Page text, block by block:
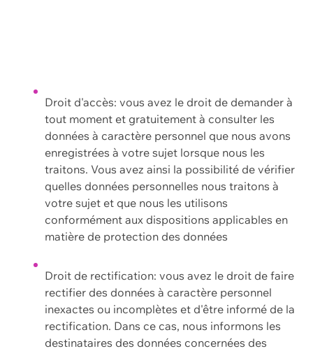
Droit d'accès: vous avez le droit de demander à
tout moment et gratuitement à consulter les
données à caractère personnel que nous avons
enregistrées à votre sujet lorsque nous les
traitons. Vous avez ainsi la possibilité de vérifier
quelles données personnelles nous traitons à
votre sujet et que nous les utilisons
conformément aux dispositions applicables en
matière de protection des données
Droit de rectification: vous avez le droit de faire
rectifier des données à caractère personnel
inexactes ou incomplètes et d'être informé de la
rectification. Dans ce cas, nous informons les
destinataires des données concernées des